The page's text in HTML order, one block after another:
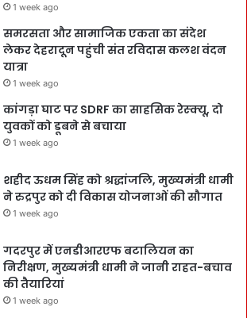
1 week ago
समरसता और सामाजिक एकता का संदेश
लेकर देहरादून पहुंची संत रविदास कलश वंदन
यात्रा
1 week ago
कांगड़ा घाट पर SDRF का साहसिक रेस्क्यू, दो
युवकों को डूबने से बचाया
1 week ago
शहीद ऊधम सिंह को श्रद्धांजलि, मुख्यमंत्री धामी
ने रुद्रपुर को दी विकास योजनाओं की सौगात
1 week ago
गदरपुर में एनडीआरएफ बटालियन का
निरीक्षण, मुख्यमंत्री धामी ने जानी राहत-बचाव
की तैयारियां
1 week ago